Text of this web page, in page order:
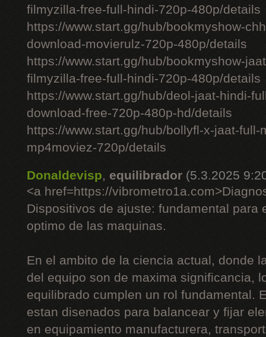
filmyzilla-free-full-hindi-720p-480p/details
https://www.start.gg/hub/bookmyshow-
download-movierulz-720p-480p/details
https://www.start.gg/hub/bookmyshow-
filmyzilla-free-full-hindi-720p-480p/details
https://www.start.gg/hub/deol-jaat-hindi-
download-free-720p-480p-hd/details
https://www.start.gg/hub/bollyfl-x-jaat-
mp4moviez-720p/details
Donaldevisp, equilibrador (5.3.2025
<a href=https://
Dispositivos de ajuste: fundamental para
optimo de las maquinas.
En el ambito de la ciencia actual, donde
del equipo son de maxima significancia,
equilibrado cumplen un rol fundamental.
estan disenados para balancear y fijar
en equipamiento manufacturera,